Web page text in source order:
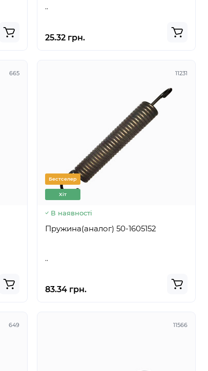
..
25.32 грн.
665 11231
Бестселер
Хіт
В наявності
Пружина(аналог) 50-1605152
..
83.34 грн.
649 11566